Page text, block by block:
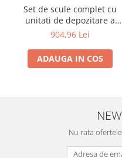
Suflante frunze
Atomizoare si pulverizatoare
Motoburghie
Solarii gradina
Cutii depozitare
Set de scule complet cu
unitati de depozitare a
sculelor, pentru utilizare in
bucati
904,96 Lei
ADAUGA IN COS
Nu rata